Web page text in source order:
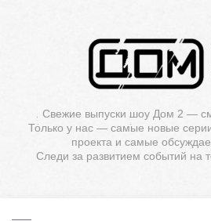
Свежие выпуски шоу Дом 2 —
Только у нас — самые новые
проекта и самые
Следи за развитием событий на